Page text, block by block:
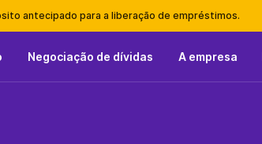
antecipado para a liberação de empréstimos.
Negociação de dívidas A empresa